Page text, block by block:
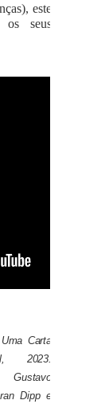
este
os seus
Uma Carta
2023.
Dipp e